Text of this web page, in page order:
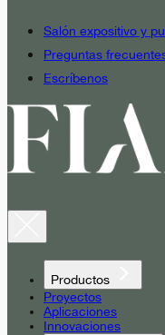
Salón expositivo y
Preguntas
Escríbenos
Productos
Proyectos
Aplicaciones
Innovaciones